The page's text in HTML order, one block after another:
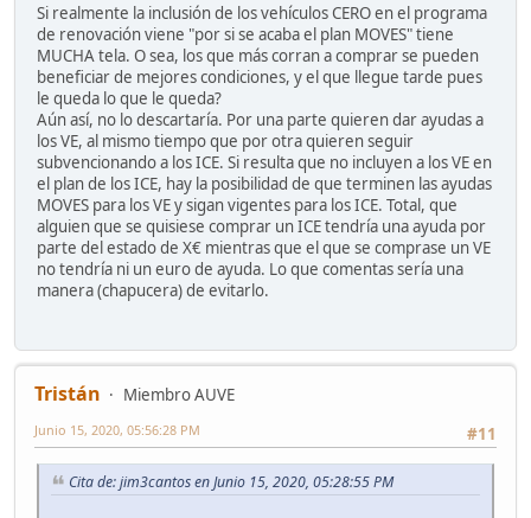
Si realmente la inclusión de los vehículos CERO en el programa
de renovación viene "por si se acaba el plan MOVES" tiene
MUCHA tela. O sea, los que más corran a comprar se pueden
beneficiar de mejores condiciones, y el que llegue tarde pues
le queda lo que le queda?
Aún así, no lo descartaría. Por una parte quieren dar ayudas a
los VE, al mismo tiempo que por otra quieren seguir
subvencionando a los ICE. Si resulta que no incluyen a los VE en
el plan de los ICE, hay la posibilidad de que terminen las ayudas
MOVES para los VE y sigan vigentes para los ICE. Total, que
alguien que se quisiese comprar un ICE tendría una ayuda por
parte del estado de X€ mientras que el que se comprase un VE
no tendría ni un euro de ayuda. Lo que comentas sería una
manera (chapucera) de evitarlo.
Tristán
Miembro AUVE
#11
Junio 15, 2020, 05:56:28 PM
Cita de: jim3cantos en Junio 15, 2020, 05:28:55 PM